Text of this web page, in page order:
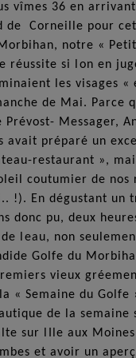
vîmes 36 en
de
Corneille pour
notre «
réussite si lon en
les visages «
de Mai. Parce
Messager,
avait préparé un
restaurant »,
coutumier de nos
!). En dégustant un
donc pu, deux
leau, non
Golfe du
vieux
« Semaine du Golfe
de la semaine
sur lIle aux
et avoir un